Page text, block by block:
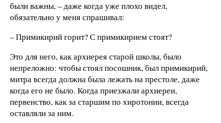
были важны, – даже когда уже плохо видел,
обязательно у меня спрашивал:
– Примикирий горит? С примикирием стоят?
Это для него, как архиерея старой школы, было
непреложно: чтобы стоял посошник, был примикирий,
митра всегда должна была лежать на престоле, даже
когда его не было. Когда приезжали архиереи,
первенство, как за старшим по хиротонии, всегда
оставляли за ним.